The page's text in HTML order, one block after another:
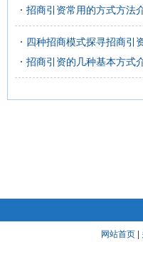
招商引资常用的方式方法
四种招商模式探寻招商引
招商引资的几种基本方式
网站首页